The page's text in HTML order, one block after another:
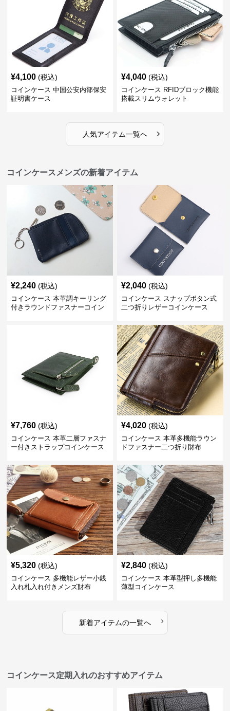
¥4,100 (税込)
コインケース 中国公安内部保安
証明書ケース
¥4,040 (税込)
コインケース RFIDブロック機能
搭載スリムウォレット
人気アイテム一覧へ ›
コインケースメンズの新着アイテム
¥2,240 (税込)
コインケース 本革調キーリング
付きラウンドファスナーコイン
¥2,040 (税込)
コインケース スナップボタン式
二つ折りレザーコインケース
¥7,760 (税込)
コインケース 本革二層ファスナ
ー付きストラップコインケース
¥4,020 (税込)
コインケース 本革多機能ラウン
ドファスナー二つ折り財布
¥5,320 (税込)
コインケース 多機能レザー小銭
入れ札入れ付きメンズ財布
¥2,840 (税込)
コインケース 本革型押し多機能
薄型コインケース
新着アイテムの一覧へ ›
コインケース定期入れのおすすめアイテム